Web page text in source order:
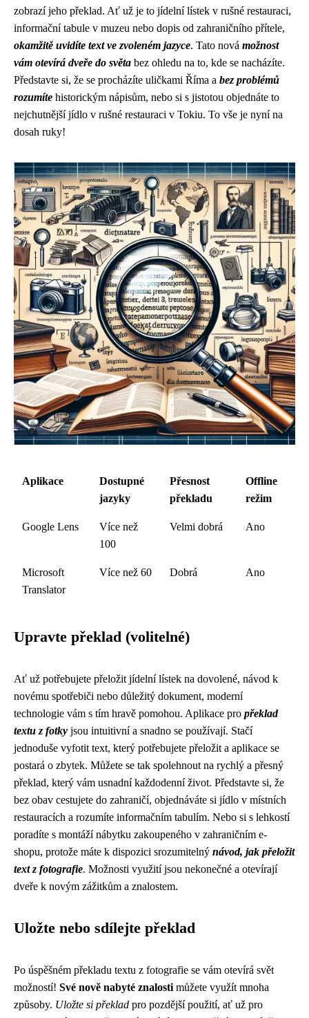
zobrazí jeho překlad. Ať už je to jídelní lístek v rušné restauraci,
informační tabule v muzeu nebo dopis od zahraničního přítele,
okamžitě uvidíte text ve zvoleném jazyce. Tato nová možnost
vám otevírá dveře do světa bez ohledu na to, kde se nacházíte.
Představte si, že se procházíte uličkami Říma a bez problémů
rozumíte historickým nápisům, nebo si s jistotou objednáte to
nejchutnější jídlo v rušné restauraci v Tokiu. To vše je nyní na
dosah ruky!
Aplikace
Dostupné
jazyky
Přesnost
překladu
Offline
režim
Google Lens
Více než
100
Velmi dobrá Ano
Microsoft
Translator
Více než 60 Dobrá Ano
Upravte překlad (volitelné)
Ať už potřebujete přeložit jídelní lístek na dovolené, návod k
novému spotřebiči nebo důležitý dokument, moderní
technologie vám s tím hravě pomohou. Aplikace pro překlad
textu z fotky jsou intuitivní a snadno se používají. Stačí
jednoduše vyfotit text, který potřebujete přeložit a aplikace se
postará o zbytek. Můžete se tak spolehnout na rychlý a přesný
překlad, který vám usnadní každodenní život. Představte si, že
bez obav cestujete do zahraničí, objednáváte si jídlo v místních
restauracích a rozumíte informačním tabulím. Nebo si s lehkostí
poradíte s montáží nábytku zakoupeného v zahraničním e-
shopu, protože máte k dispozici srozumitelný návod, jak přeložit
text z fotografie. Možnosti využití jsou nekonečné a otevírají
dveře k novým zážitkům a znalostem.
Uložte nebo sdílejte překlad
Po úspěšném překladu textu z fotografie se vám otevírá svět
možností! Své nově nabyté znalosti můžete využít mnoha
způsoby. Uložte si překlad pro pozdější použití, ať už pro